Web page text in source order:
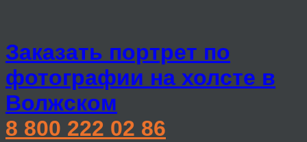
Заказать портрет по
фотографии на холсте в
Волжском
8 800 222 02 86